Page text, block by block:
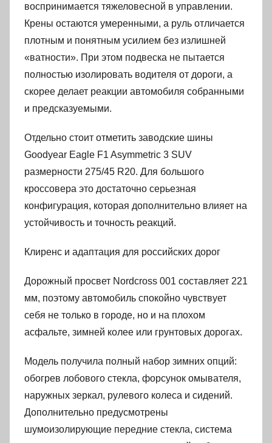
воспринимается тяжеловесной в управлении.
Крены остаются умеренными, а руль отличается
плотным и понятным усилием без излишней
«ватности». При этом подвеска не пытается
полностью изолировать водителя от дороги, а
скорее делает реакции автомобиля собранными
и предсказуемыми.
Отдельно стоит отметить заводские шины
Goodyear Eagle F1 Asymmetric 3 SUV
размерности 275/45 R20. Для большого
кроссовера это достаточно серьезная
конфигурация, которая дополнительно влияет на
устойчивость и точность реакций.
Клиренс и адаптация для российских дорог
Дорожный просвет Nordcross 001 составляет 221
мм, поэтому автомобиль спокойно чувствует
себя не только в городе, но и на плохом
асфальте, зимней колее или грунтовых дорогах.
Модель получила полный набор зимних опций:
обогрев лобового стекла, форсунок омывателя,
наружных зеркал, рулевого колеса и сидений.
Дополнительно предусмотрены
шумоизолирующие передние стекла, система